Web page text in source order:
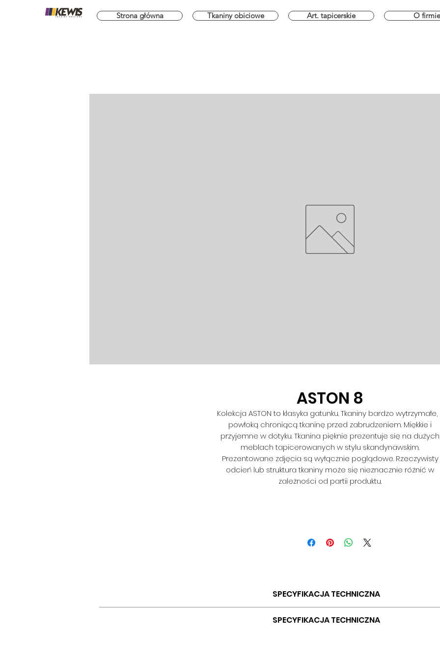
Strona główna Tkaniny obiciowe Art. tapicerskie O firmie
ASTON 8
Kolekcja ASTON to klasyka gatunku. Tkaniny bardzo wytrzymałe,
powłoką chroniącą tkaninę przed zabrudzeniem. Miękkie i
przyjemne w dotyku. Tkanina pięknie prezentuje się na dużych
meblach tapicerowanych w stylu skandynawskim.
Prezentowane zdjęcia są wyłącznie poglądowe. Rzeczywisty
odcień lub struktura tkaniny może się nieznacznie różnić w
zależności od partii produktu.
SPECYFIKACJA TECHNICZNA
GRAMATURA: 400G/M2
SPECYFIKACJA TECHNICZNA